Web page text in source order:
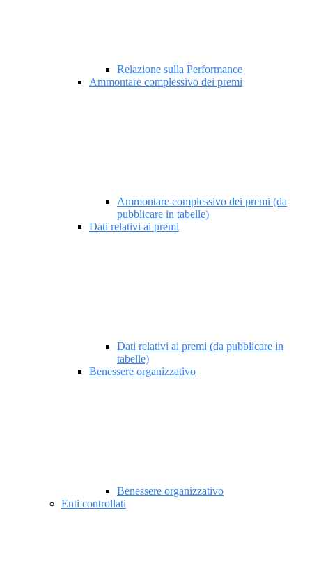
Relazione sulla Performance
Ammontare complessivo dei premi
Ammontare complessivo dei premi (da
pubblicare in tabelle)
Dati relativi ai premi
Dati relativi ai premi (da pubblicare in
tabelle)
Benessere organizzativo
Benessere organizzativo
Enti controllati